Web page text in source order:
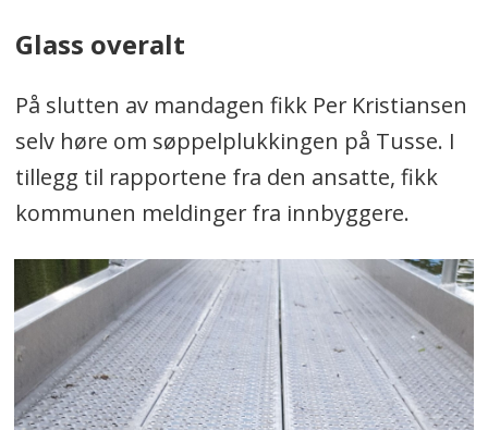
Glass overalt
På slutten av mandagen fikk Per Kristiansen
selv høre om søppelplukkingen på Tusse. I
tillegg til rapportene fra den ansatte, fikk
kommunen meldinger fra innbyggere.